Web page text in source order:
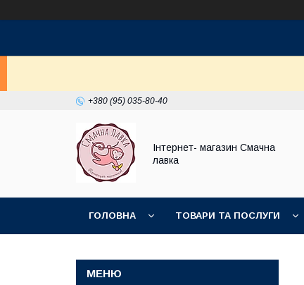
+380 (95) 035-80-40
Інтернет- магазин Смачна
лавка
ГОЛОВНА ТОВАРИ ТА ПОСЛУГИ